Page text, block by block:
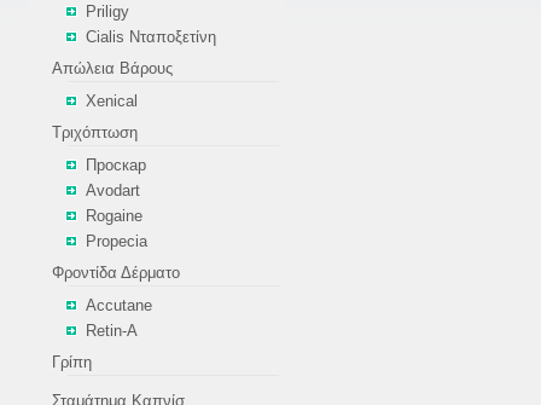
Priligy
Cialis Νταποξετίνη
Απώλεια Βάρους
Xenical
Τριχόπτωση
Проскар
Avodart
Rogaine
Propecia
Φροντίδα Δέρματο
Accutane
Retin-A
Γρίπη
Σταμάτημα Καπνίσ